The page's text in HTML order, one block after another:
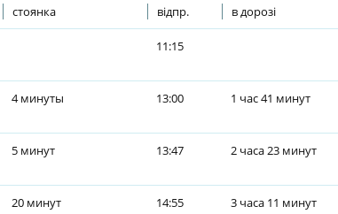
стоянка відпр. в дорозі
11:15
4 минуты 13:00 1 час 41 минут
5 минут 13:47 2 часа 23 минут
20 минут 14:55 3 часа 11 минут